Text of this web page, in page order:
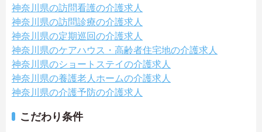
神奈川県の訪問看護の介護求人
神奈川県の訪問診療の介護求人
神奈川県の定期巡回の介護求人
神奈川県のケアハウス・高齢者住宅地の介護求人
神奈川県のショートステイの介護求人
神奈川県の養護老人ホームの介護求人
神奈川県の介護予防の介護求人
こだわり条件